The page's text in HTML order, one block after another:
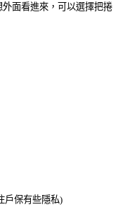
面看進來，可以選擇把捲
戶保有些隱私)